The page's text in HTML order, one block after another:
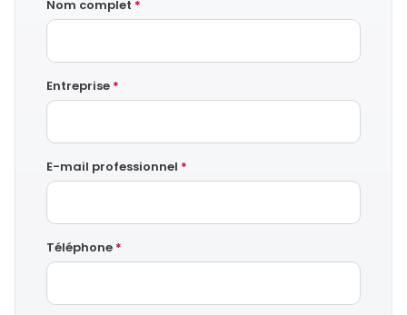
Nom complet *
Entreprise *
E-mail professionnel *
Téléphone *